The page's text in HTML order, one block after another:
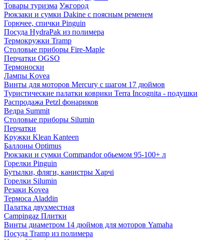
Товары туризма Ужгород
Рюкзаки и сумки Dakine с поясным ременем
Горючее, спички Pinguin
Посуда HydraPak из полимера
Термокружки Tramp
Столовые приборы Fire-Maple
Перчатки OGSO
Термоноски
Лампы Kovea
Винты для моторов Mercury с шагом 17 дюймов
Туристические палатки коврики Terra Incognita - подушки
Распродажа Petzl фонариков
Ведра Summit
Столовые приборы Silumin
Перчатки
Кружки Klean Kanteen
Баллоны Optimus
Рюкзаки и сумки Commandor обьемом 95-100+ л
Горелки Pinguin
Бутылки, фляги, канистры Харчі
Горелки Silumin
Резаки Kovea
Термоса Aladdin
Палатка двухместная
Campingaz Плитки
Винты диаметром 14 дюймов для моторов Yamaha
Посуда Tramp из полимера